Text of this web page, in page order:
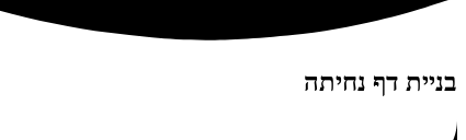
בניית דף נחיתה